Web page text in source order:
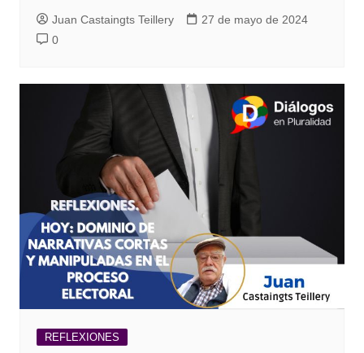
Juan Castaingts Teillery
27 de mayo de 2024
0
REFLEXIONES